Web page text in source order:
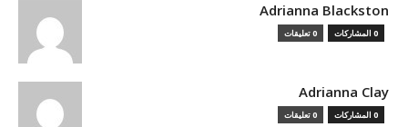
Adrianna Blackston
0 المشاركات 0 تعليقات
Adrianna Clay
0 المشاركات 0 تعليقات